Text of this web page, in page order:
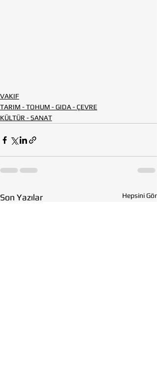
VAKIF
TARIM - TOHUM - GIDA - ÇEVRE
KÜLTÜR - SANAT
Son Yazılar Hepsini Gör